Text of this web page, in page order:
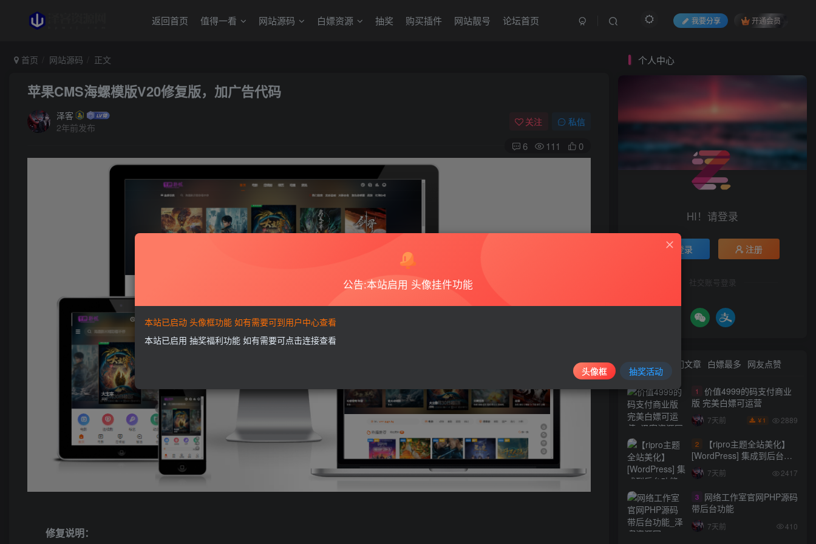
返回首页 值得一看 网站源码 白嫖资源 抽奖 购买插件 网站靓号 论坛首页 我要分享 开通会员
首页 网站源码 正文
苹果CMS海螺模版V20修复版，加广告代码
泽客
2年前发布
关注 私信
6 111 0
修复说明：
个人中心
HI！请登录
登录 注册
社交账号登录
热门文章 白嫖最多 网友点赞
1
价值4999的码支付商业
版 完美白嫖可运营
7天前 ￥ 1 2889
2
【ripro主题全站美化】
[WordPress] 集成到后台功
能的全站美化包
WordPress…
7天前 2417
3
网络工作室官网PHP源码
带后台功能
7天前 410
公告:本站启用 头像挂件功能
本站已启动 头像框功能 如有需要可到用户中心查看
本站已启用 抽奖福利功能 如有需要可点击连接查看
头像框 抽奖活动